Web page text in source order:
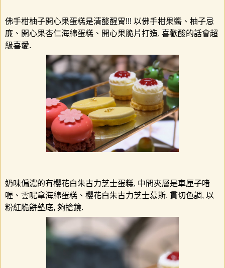
佛手柑柚子開心果蛋糕是清酸醒胃!!! 以佛手柑果醬、柚子忌
廉、開心果杏仁海綿蛋糕、開心果脆片打造, 喜歡酸的話會超
級喜愛.
奶味偏濃的有櫻花白朱古力芝士蛋糕, 中間夾層是車厘子啫
喱、雲呢拿海綿蛋糕、櫻花白朱古力芝士慕斯, 貫切色調, 以
粉紅脆餅墊底, 夠搶鏡.